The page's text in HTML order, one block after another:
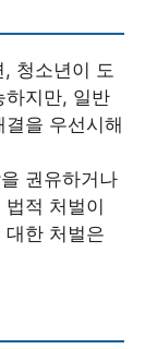
청소년이 도
하지만, 일반
을 우선시해
권유하거나
적 처벌이
대한 처벌은